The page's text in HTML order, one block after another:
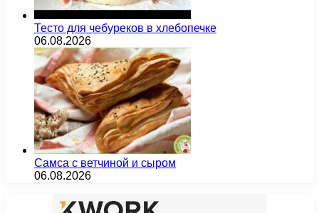
Тесто для чебуреков в хлебопечке
06.08.2026
Самса с ветчиной и сыром
06.08.2026